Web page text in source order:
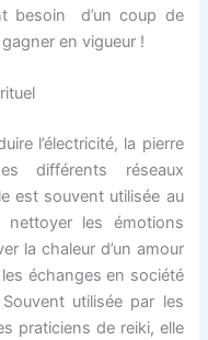
besoin d’un coup de
en vigueur !
l’électricité, la pierre
différents réseaux
est souvent utilisée au
les émotions
la chaleur d’un amour
échanges en société
utilisée par les
praticiens de reiki, elle